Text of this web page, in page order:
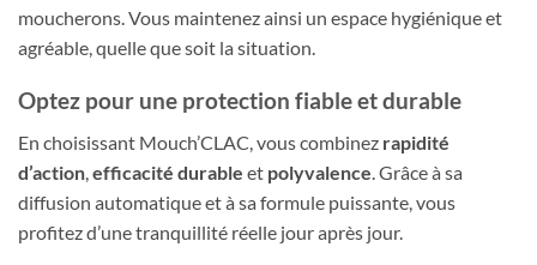
moucherons. Vous maintenez ainsi un espace hygiénique et
agréable, quelle que soit la situation.
Optez pour une protection fiable et durable
En choisissant Mouch’CLAC, vous combinez rapidité
d’action,efficacité durable et polyvalence. Grâce à sa
diffusion automatique et à sa formule puissante, vous
profitez d’une tranquillité réelle jour après jour.